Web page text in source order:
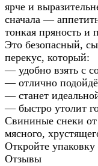
ярче и
сначала —
тонкая пряность и
Это безопасный,
перекус, который:
— удобно взять с
— отлично
— станет
— быстро утолит
Свининые снеки от
мясного,
Откройте
Отзывы